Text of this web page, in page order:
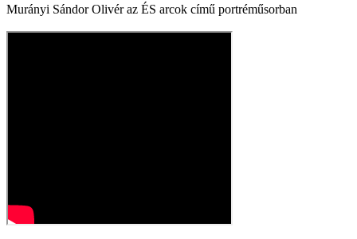
Murányi Sándor Olivér az ÉS arcok című portréműsorban